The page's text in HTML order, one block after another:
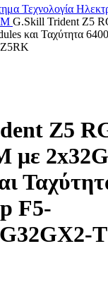
Τεχνολογία
G.Skill Trident Z5
και Ταχύτητα
Z5
με
F5-